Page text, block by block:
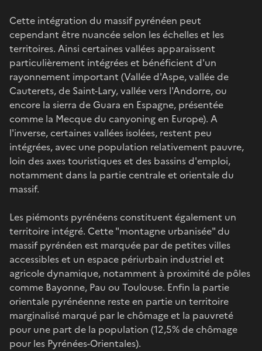
Cette intégration du massif pyrénéen peut
cependant être nuancée selon les échelles et les
territoires. Ainsi certaines vallées apparaissent
particulièrement intégrées et bénéficient d'un
rayonnement important (Vallée d'Aspe, vallée de
Cauterets, de Saint-Lary, vallée vers l'Andorre, ou
encore la sierra de Guara en Espagne, présentée
comme la Mecque du canyoning en Europe). A
l'inverse, certaines vallées isolées, restent peu
intégrées, avec une population relativement pauvre,
loin des axes touristiques et des bassins d'emploi,
notamment dans la partie centrale et orientale du
massif.
Les piémonts pyrénéens constituent également un
territoire intégré. Cette "montagne urbanisée" du
massif pyrénéen est marquée par de petites villes
accessibles et un espace périurbain industriel et
agricole dynamique, notamment à proximité de pôles
comme Bayonne, Pau ou Toulouse. Enfin la partie
orientale pyrénéenne reste en partie un territoire
marginalisé marqué par le chômage et la pauvreté
pour une part de la population (12,5% de chômage
pour les Pyrénées-Orientales).